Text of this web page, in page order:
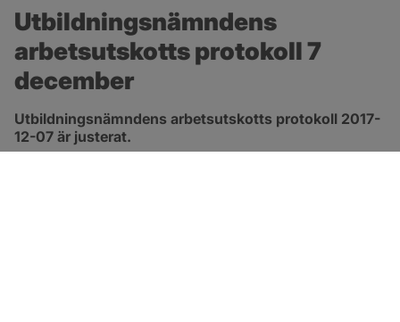
Utbildningsnämndens
arbetsutskotts protokoll 7
december
Utbildningsnämndens arbetsutskotts protokoll 2017-
12-07 är justerat.